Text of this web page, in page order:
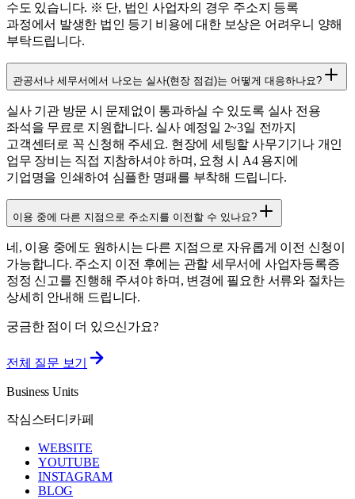
수도 있습니다. ※ 단, 법인 사업자의 경우 주소지 등록
과정에서 발생한 법인 등기 비용에 대한 보상은 어려우니 양해
부탁드립니다.
관공서나 세무서에서 나오는 실사(현장 점검)는 어떻게 대응하나요?
실사 기관 방문 시 문제없이 통과하실 수 있도록 실사 전용
좌석을 무료로 지원합니다. 실사 예정일 2~3일 전까지
고객센터로 꼭 신청해 주세요. 현장에 세팅할 사무기기나 개인
업무 장비는 직접 지참하셔야 하며, 요청 시 A4 용지에
기업명을 인쇄하여 심플한 명패를 부착해 드립니다.
이용 중에 다른 지점으로 주소지를 이전할 수 있나요?
네, 이용 중에도 원하시는 다른 지점으로 자유롭게 이전 신청이
가능합니다. 주소지 이전 후에는 관할 세무서에 사업자등록증
정정 신고를 진행해 주셔야 하며, 변경에 필요한 서류와 절차는
상세히 안내해 드립니다.
궁금한 점이 더 있으신가요?
전체 질문 보기
Business Units
작심스터디카페
WEBSITE
YOUTUBE
INSTAGRAM
BLOG